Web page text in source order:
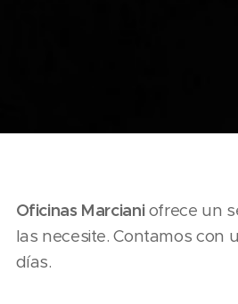
Oficinas Marcianiofrece un
las necesite. Contamos con
días.